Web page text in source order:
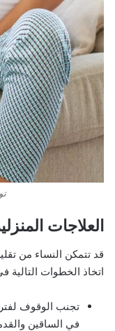
العلاجات
قد تتمكن النساء من
اتخاذ الخطوات التالية
تجنب الوقوف
في الساقين